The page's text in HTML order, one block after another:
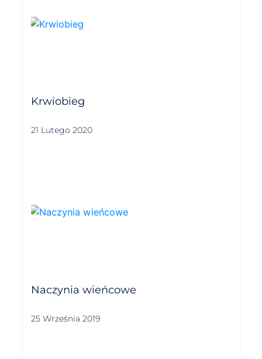
Krwiobieg
21 Lutego 2020
Naczynia wieńcowe
25 Września 2019